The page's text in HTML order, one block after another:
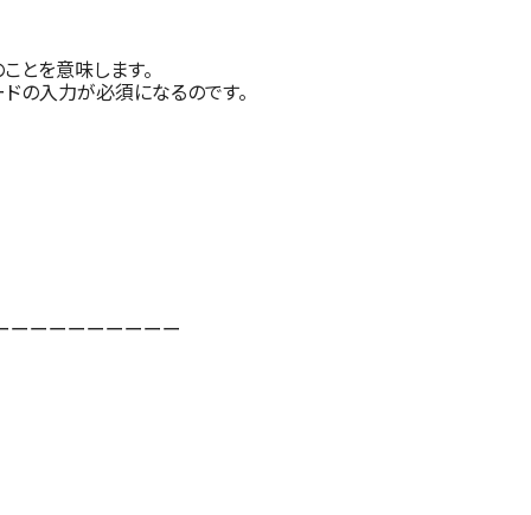
とを意味します。
の入力が必須になるのです。
ーーーーーーーーー